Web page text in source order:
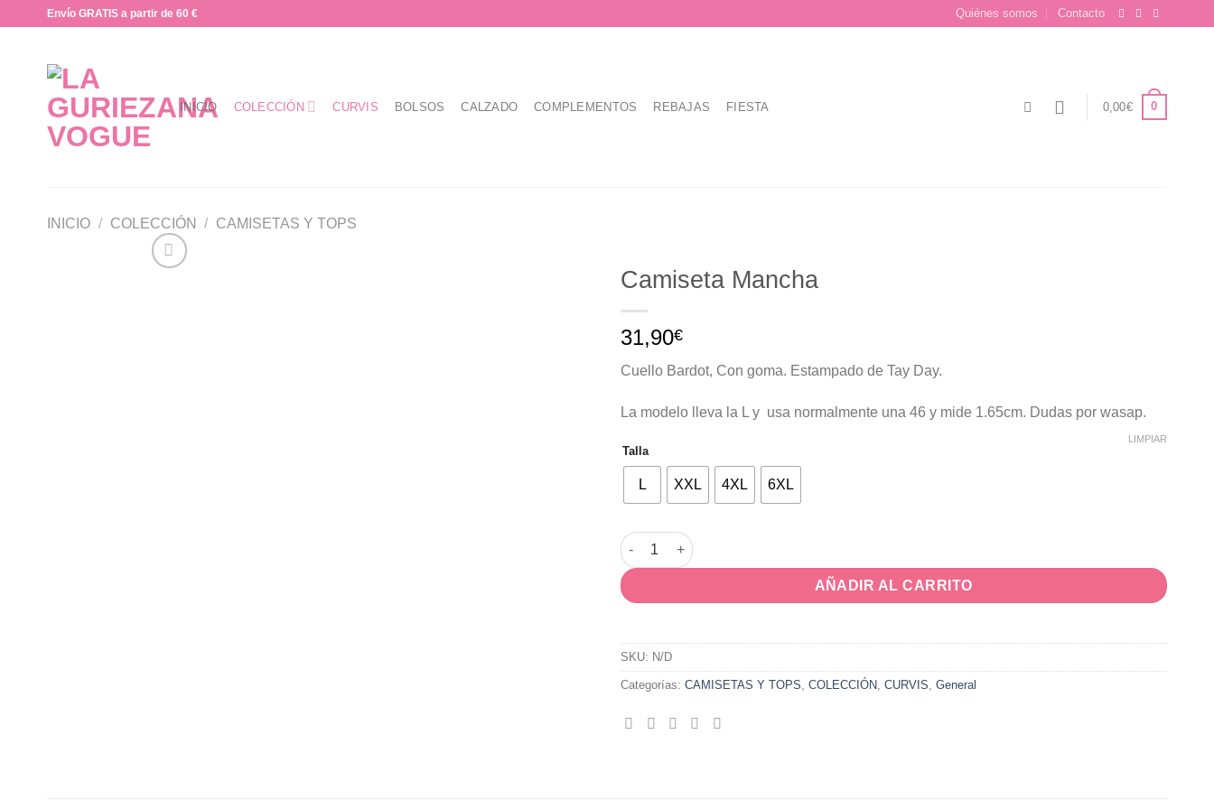
Envío GRATIS a partir de 60 € Quiénes somos Contacto
INICIO COLECCIÓN CURVIS BOLSOS CALZADO COMPLEMENTOS REBAJAS FIESTA 0,00€ 0
INICIO / COLECCIÓN / CAMISETAS Y TOPS
Camiseta Mancha
31,90€
Cuello Bardot, Con goma. Estampado de Tay Day.
La modelo lleva la L y usa normalmente una 46 y mide 1.65cm. Dudas por wasap.
Talla
L XXL 4XL 6XL
LIMPIAR
Camiseta Mancha cantidad
AÑADIR AL CARRITO
SKU: N/D
Categorías: CAMISETAS Y TOPS, COLECCIÓN, CURVIS, General